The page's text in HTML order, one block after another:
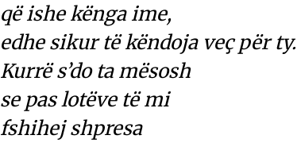
që ishe kënga ime,
edhe sikur të këndoja veç për ty.
Kurrë s’do ta mësosh
se pas lotëve të mi
fshihej shpresa